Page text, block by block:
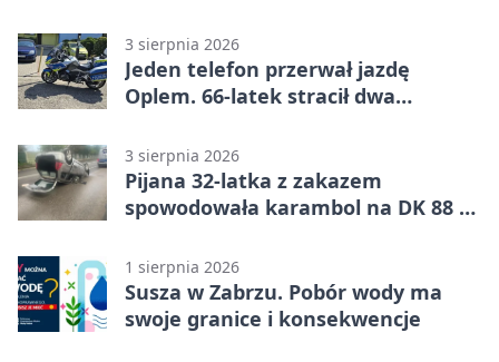
3 sierpnia 2026
Jeden telefon przerwał jazdę
Oplem. 66-latek stracił dwa
3 sierpnia 2026
Pijana 32-latka z zakazem
spowodowała karambol na DK 88 w
1 sierpnia 2026
Susza w Zabrzu. Pobór wody ma
swoje granice i konsekwencje